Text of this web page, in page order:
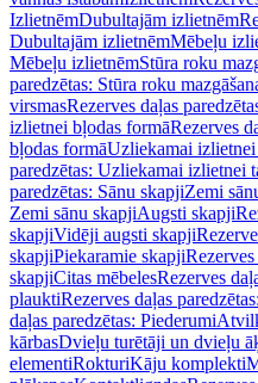
IzlietnēmDubultajām izlietnēm
Dubultajām izlietnēmMēbeļu
Mēbeļu izlietnēmStūra roku
paredzētas: Stūra roku
virsmasRezerves daļas
izlietnei bļodas formāRezerves
bļodas formāUzliekamai izlietnei
paredzētas: Uzliekamai izlietnei
paredzētas: Sānu skapjiZemi
Zemi sānu skapjiAugsti skapji
skapjiVidēji augsti skapji
skapjiPiekaramie skapji
skapjiCitas mēbelesRezerves
plauktiRezerves daļas
daļas paredzētas: Piederumi
kārbasDvieļu turētāji un dvieļu
elementiRokturiKāju komplekti